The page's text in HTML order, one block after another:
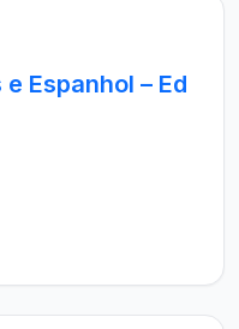
Espanhol – Ed